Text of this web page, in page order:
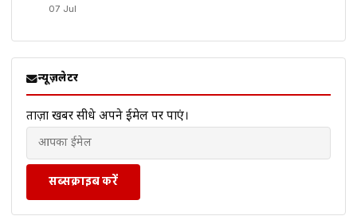
07 Jul
न्यूज़लेटर
ताज़ा खबरें सीधे अपने ईमेल पर पाएं।
सब्सक्राइब करें